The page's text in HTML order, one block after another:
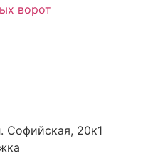
ворот
Софийская, 20к1